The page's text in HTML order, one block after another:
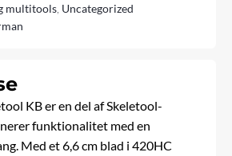
multitools Uncategorized
KB er en del af Skeletool-
funktionalitet med en
Med et 6,6 cm blad i 420HC